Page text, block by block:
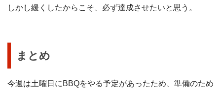
しかし緩くしたからこそ、必ず達成させたいと思う。
まとめ
今週は土曜日にBBQをやる予定があったため、準備のため